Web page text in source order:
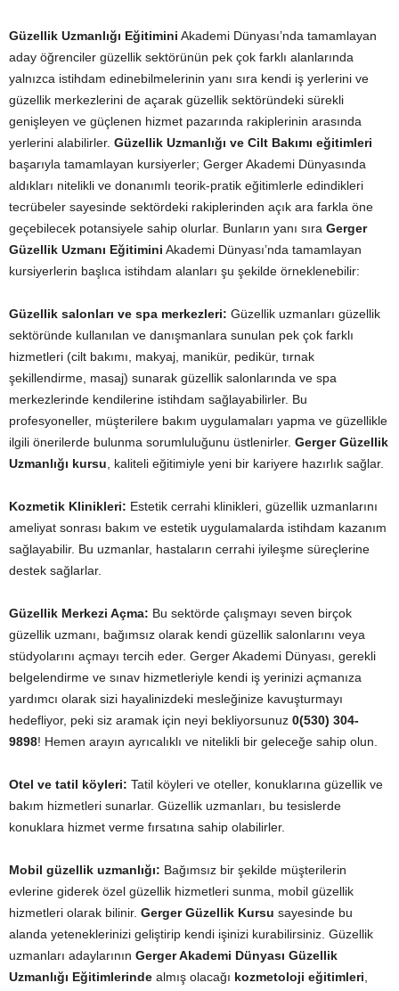
Güzellik Uzmanlığı Eğitimini Akademi Dünyası’nda tamamlayan
aday öğrenciler güzellik sektörünün pek çok farklı alanlarında
yalnızca istihdam edinebilmelerinin yanı sıra kendi iş yerlerini ve
güzellik merkezlerini de açarak güzellik sektöründeki sürekli
genişleyen ve güçlenen hizmet pazarında rakiplerinin arasında
yerlerini alabilirler. Güzellik Uzmanlığı ve Cilt Bakımı eğitimleri
başarıyla tamamlayan kursiyerler; Gerger Akademi Dünyasında
aldıkları nitelikli ve donanımlı teorik-pratik eğitimlerle edindikleri
tecrübeler sayesinde sektördeki rakiplerinden açık ara farkla öne
geçebilecek potansiyele sahip olurlar. Bunların yanı sıra Gerger
Güzellik Uzmanı Eğitimini Akademi Dünyası’nda tamamlayan
kursiyerlerin başlıca istihdam alanları şu şekilde örneklenebilir:
Güzellik salonları ve spa merkezleri: Güzellik uzmanları güzellik
sektöründe kullanılan ve danışmanlara sunulan pek çok farklı
hizmetleri (cilt bakımı, makyaj, manikür, pedikür, tırnak
şekillendirme, masaj) sunarak güzellik salonlarında ve spa
merkezlerinde kendilerine istihdam sağlayabilirler. Bu
profesyoneller, müşterilere bakım uygulamaları yapma ve güzellikle
ilgili önerilerde bulunma sorumluluğunu üstlenirler. Gerger Güzellik
Uzmanlığı kursu, kaliteli eğitimiyle yeni bir kariyere hazırlık sağlar.
Kozmetik Klinikleri: Estetik cerrahi klinikleri, güzellik uzmanlarını
ameliyat sonrası bakım ve estetik uygulamalarda istihdam kazanım
sağlayabilir. Bu uzmanlar, hastaların cerrahi iyileşme süreçlerine
destek sağlarlar.
Güzellik Merkezi Açma: Bu sektörde çalışmayı seven birçok
güzellik uzmanı, bağımsız olarak kendi güzellik salonlarını veya
stüdyolarını açmayı tercih eder. Gerger Akademi Dünyası, gerekli
belgelendirme ve sınav hizmetleriyle kendi iş yerinizi açmanıza
yardımcı olarak sizi hayalinizdeki mesleğinize kavuşturmayı
hedefliyor, peki siz aramak için neyi bekliyorsunuz 0(530) 304-
9898! Hemen arayın ayrıcalıklı ve nitelikli bir geleceğe sahip olun.
Otel ve tatil köyleri: Tatil köyleri ve oteller, konuklarına güzellik ve
bakım hizmetleri sunarlar. Güzellik uzmanları, bu tesislerde
konuklara hizmet verme fırsatına sahip olabilirler.
Mobil güzellik uzmanlığı: Bağımsız bir şekilde müşterilerin
evlerine giderek özel güzellik hizmetleri sunma, mobil güzellik
hizmetleri olarak bilinir. Gerger Güzellik Kursu sayesinde bu
alanda yeteneklerinizi geliştirip kendi işinizi kurabilirsiniz. Güzellik
uzmanları adaylarının Gerger Akademi Dünyası Güzellik
Uzmanlığı Eğitimlerinde almış olacağı kozmetoloji eğitimleri,